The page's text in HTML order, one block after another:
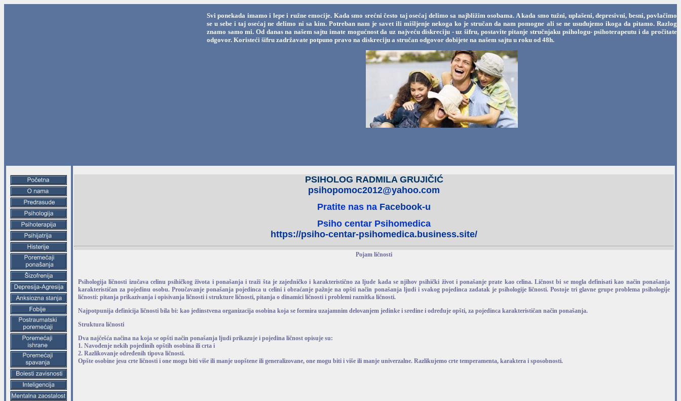
Svi ponekada imamo i lepe i ružne emocije. Kada smo srećni često taj osećaj delimo sa najbližim osobama. A kada smo tužni, uplašeni, depresivni, besni, povlačimo
se u sebe i taj osećaj ne delimo ni sa kim. Potreban nam je savet ili mišljenje nekoga ko je stručan da nam pomogne ali se ne usuđujemo ikoga da pitamo. Razlog
znamo samo mi. Od danas na našem sajtu imate mogućnost da uz najveću diskreciju - uz šifru, postavite pitanje stručnjaku psihologu- psihoterapeutu i da pročitate
odgovor. Koristeći šifru zadržavate potpuno pravo na diskreciju a stručan odgovor dobijete na našem sajtu u roku od 48h.
PSIHOLOG RADMILA GRUJIČIĆ
psihopomoc2012@yahoo.com
Pratite nas na Facebook-u
Psiho centar Psihomedica
https://psiho-centar-psihomedica.business.site/
Pojam ličnosti
Psihologija ličnosti izučava celinu psihičkog života i ponašanja i traži šta je zajedničko i karakteristično za ljude kada se njihov psihički život i ponašanje prate kao celina. Ličnost bi se mogla definisati kao način ponašanja
karakterističan za pojedinu osobu. Proučavanje ponašanja pojedinca u celini i obraćanje pažnje na opšti način ponašanja ljudi i svakog pojedinca zadatak je psihologije ličnosti. Postoje tri glavne grupe problema psihologije
ličnosti: pitanja prikazivanja i opisivanja ličnosti i strukture ličnosti, pitanja o dinamici ličnosti i problemi raznitka ličnosti.
Najpotpunija definicija ličnosti bila bi: kao jedinstvena organizacija osobina koja se formira uzajamnim delovanjem jedinke i sredine i određuje opšti, za pojedinca karakterističan način ponašanja.
Struktura ličnosti
Dva najčešća načina na koja se opšti način ponašanja ljudi prikazuje i pojedina ličnost opisuje su:
1. Navođenje nekih pojedinih opštih osobina ili crta i
2. Razlikovanje određenih tipova ličnosti.
Opšte osobine jesu crte ličnosti i one mogu biti više ili manje uopštene ili generalizovane, one mogu biti i više ili manje univerzalne. Razlikujemo crte temperamenta, karaktera i sposobnosti.